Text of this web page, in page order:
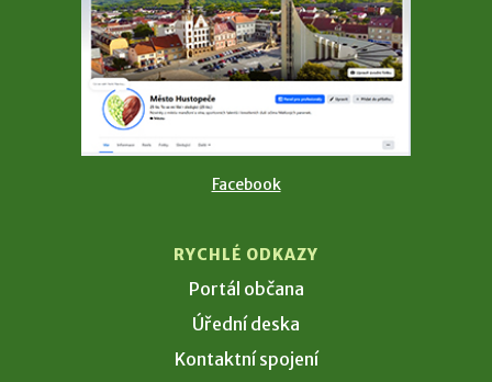
Facebook
RYCHLÉ ODKAZY
Portál občana
Úřední deska
Kontaktní spojení